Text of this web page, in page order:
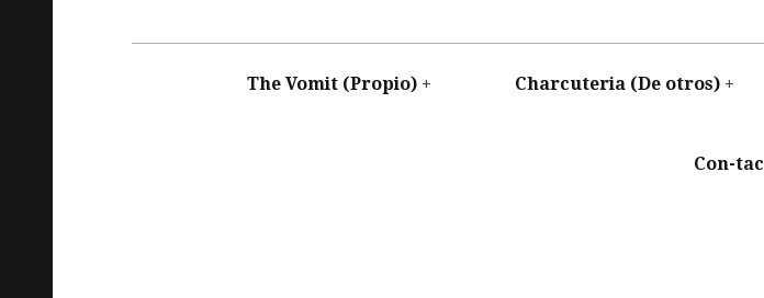
The Vomit (Propio) Charcuteria (De otros)
Con-